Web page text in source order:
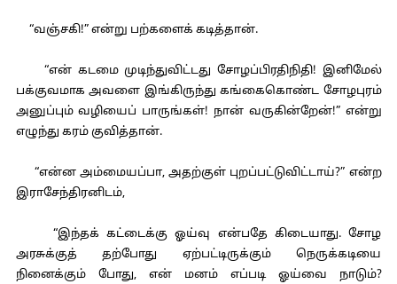
“வஞ்சகி!” என்று பற்களைக் கடித்தான்.
“என் கடமை முடிந்துவிட்டது சோழப்பிரதிநிதி! இனிமேல்
பக்குவமாக அவளை இங்கிருந்து கங்கைகொண்ட சோழபுரம்
அனுப்பும் வழியைப் பாருங்கள்! நான் வருகின்றேன்!” என்று
எழுந்து கரம் குவித்தான்.
“என்ன அம்மையப்பா, அதற்குள் புறப்பட்டுவிட்டாய்?” என்ற
இராசேந்திரனிடம்,
“இந்தக் கட்டைக்கு ஓய்வு என்பதே கிடையாது. சோழ
அரசுக்குத் தற்போது ஏற்பட்டிருக்கும் நெருக்கடியை
நினைக்கும் போது, என் மனம் எப்படி ஓய்வை நாடும்?